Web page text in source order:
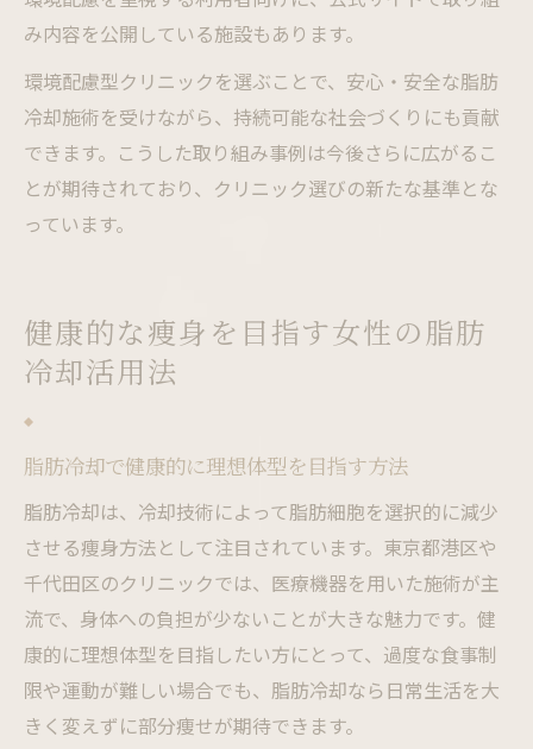
み内容を公開している施設もあります。
環境配慮型クリニックを選ぶことで、安心・安全な脂肪
冷却施術を受けながら、持続可能な社会づくりにも貢献
できます。こうした取り組み事例は今後さらに広がるこ
とが期待されており、クリニック選びの新たな基準とな
っています。
健康的な痩身を目指す女性の脂肪
冷却活用法
脂肪冷却で健康的に理想体型を目指す方法
脂肪冷却は、冷却技術によって脂肪細胞を選択的に減少
させる痩身方法として注目されています。東京都港区や
千代田区のクリニックでは、医療機器を用いた施術が主
流で、身体への負担が少ないことが大きな魅力です。健
康的に理想体型を目指したい方にとって、過度な食事制
限や運動が難しい場合でも、脂肪冷却なら日常生活を大
きく変えずに部分痩せが期待できます。